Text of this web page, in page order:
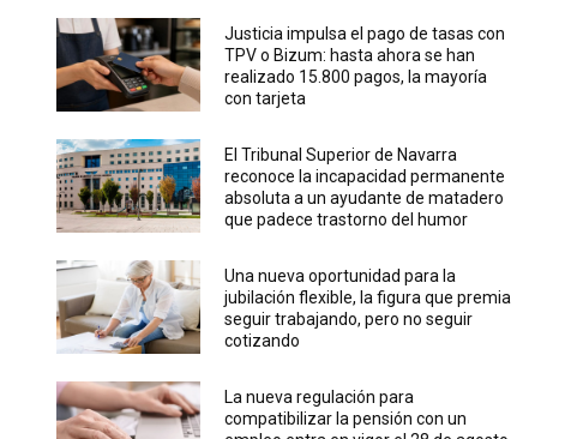
Justicia impulsa el pago de tasas con
TPV o Bizum: hasta ahora se han
realizado 15.800 pagos, la mayoría
con tarjeta
El Tribunal Superior de Navarra
reconoce la incapacidad permanente
absoluta a un ayudante de matadero
que padece trastorno del humor
Una nueva oportunidad para la
jubilación flexible, la figura que premia
seguir trabajando, pero no seguir
cotizando
La nueva regulación para
compatibilizar la pensión con un